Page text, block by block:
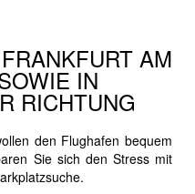
AM
IN
RICHTUNG
den Flughafen bequem
Sie sich den Stress mit